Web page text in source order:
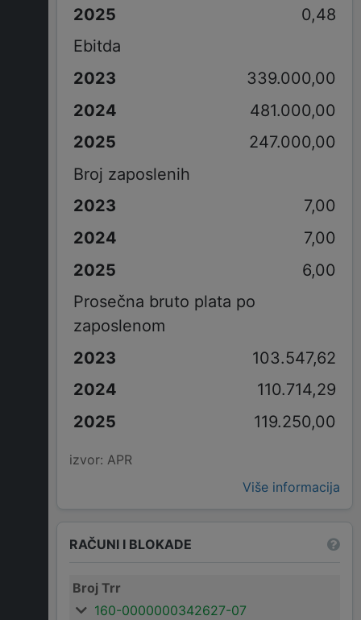
0,48
Ebitda
339.000,00
481.000,00
247.000,00
Broj zaposlenih
7,00
7,00
6,00
Prosečna bruto plata po
zaposlenom
103.547,62
110.714,29
119.250,00
izvor: APR
Više informacija
RAČUNI I BLOKADE
Broj Trr
160-0000000342627-07